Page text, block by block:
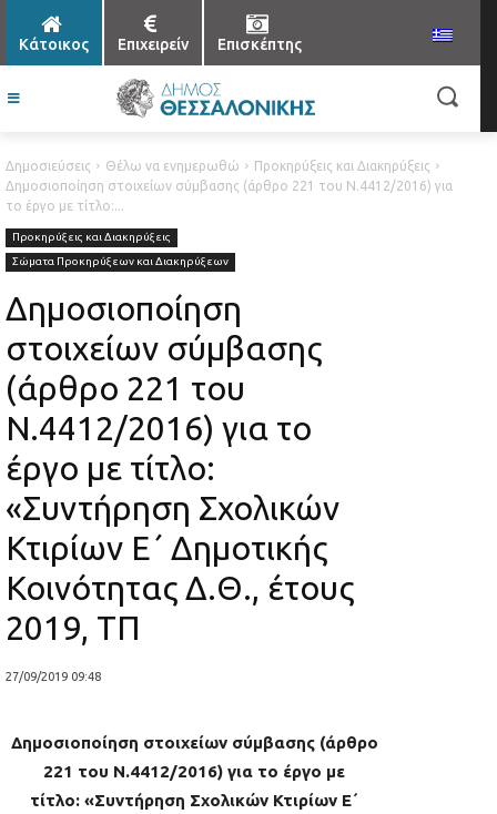
Κάτοικος Επιχειρείν Επισκέπτης
Δημοσιεύσεις Θέλω να ενημερωθώ
Προκηρύξεις και Διακηρύξεις
Δημοσιοποίηση στοιχείων σύμβασης (άρθρο 221 του Ν.4412/2016) για
το έργο με τίτλο:...
Προκηρύξεις και Διακηρύξεις
Σώματα Προκηρύξεων και Διακηρύξεων
Δημοσιοποίηση
στοιχείων σύμβασης
(άρθρο 221 του
Ν.4412/2016) για το
έργο με τίτλο:
«Συντήρηση Σχολικών
Κτιρίων E΄ Δημοτικής
Κοινότητας Δ.Θ., έτους
2019, ΤΠ
27/09/2019 09:48
Δημοσιοποίηση στοιχείων σύμβασης (άρθρο
221 του Ν.4412/2016) για το έργο με
τίτλο: «Συντήρηση Σχολικών Κτιρίων E΄